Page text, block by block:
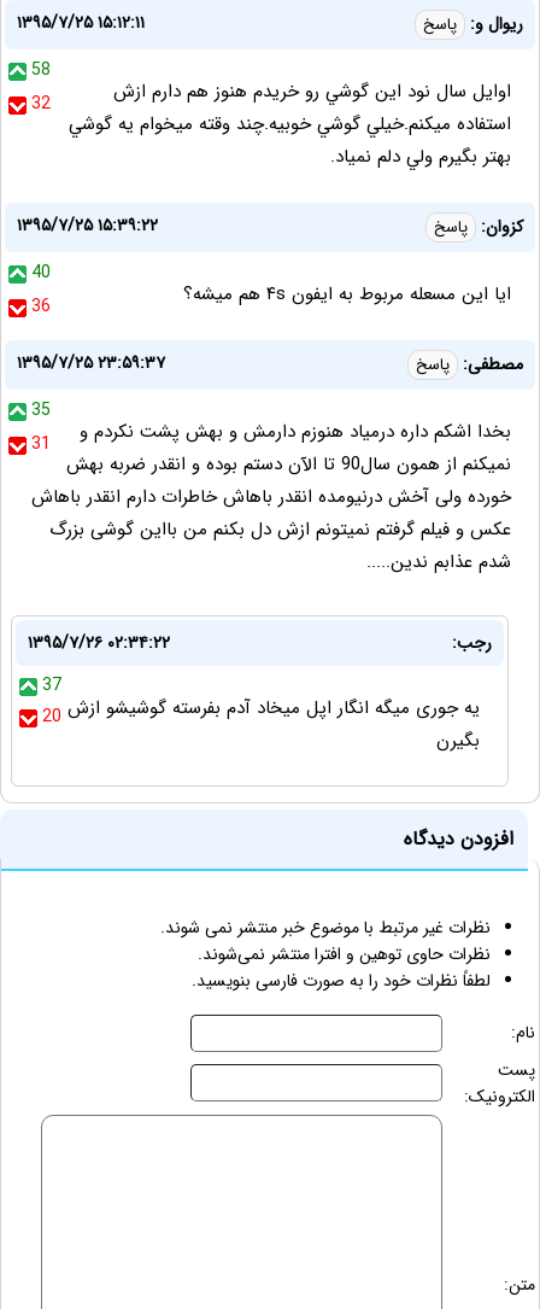
ريوال و: پاسخ
۱۳۹۵/۷/۲۵ ۱۵:۱۲:۱۱
58
32
اوايل سال نود اين گوشي رو خريدم هنوز هم دارم ازش
استفاده ميكنم.خيلي گوشي خوبيه.چند وقته ميخوام يه گوشي
بهتر بگيرم ولي دلم نمياد.
کزوان: پاسخ
۱۳۹۵/۷/۲۵ ۱۵:۳۹:۲۲
40
36
ایا این مسعله مربوط به ایفون ۴s هم میشه؟
مصطفی: پاسخ
۱۳۹۵/۷/۲۵ ۲۳:۵۹:۳۷
35
31
بخدا اشکم داره درمیاد هنوزم دارمش و بهش پشت نکردم و
نمیکنم از همون سال90 تا الآن دستم بوده و انقدر ضربه بهش
خورده ولی آخش درنیومده انقدر باهاش خاطرات دارم انقدر باهاش
عکس و فیلم گرفتم نمیتونم ازش دل بکنم من بااین گوشی بزرگ
شدم عذابم ندین.....
رجب:
۱۳۹۵/۷/۲۶ ۰۲:۳۴:۲۲
37
20 یه جوری میگه انگار اپل میخاد آدم بفرسته گوشیشو ازش
بگیرن
افزودن دیدگاه
نظرات غیر مرتبط با موضوع خبر منتشر نمی شوند.
نظرات حاوی توهین و افترا منتشر نمی‌شوند.
لطفاً نظرات خود را به صورت فارسی بنویسید.
نام:
پست
الکترونیک:
متن: